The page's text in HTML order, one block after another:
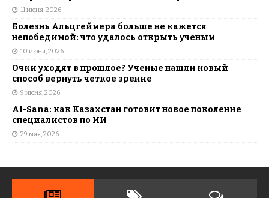
11 июня, 2026
Болезнь Альцгеймера больше не кажется
непобедимой: что удалось открыть ученым
10 июня, 2026
Очки уходят в прошлое? Ученые нашли новый
способ вернуть четкое зрение
9 июня, 2026
AI-Sana: как Казахстан готовит новое поколение
специалистов по ИИ
29 мая, 2026